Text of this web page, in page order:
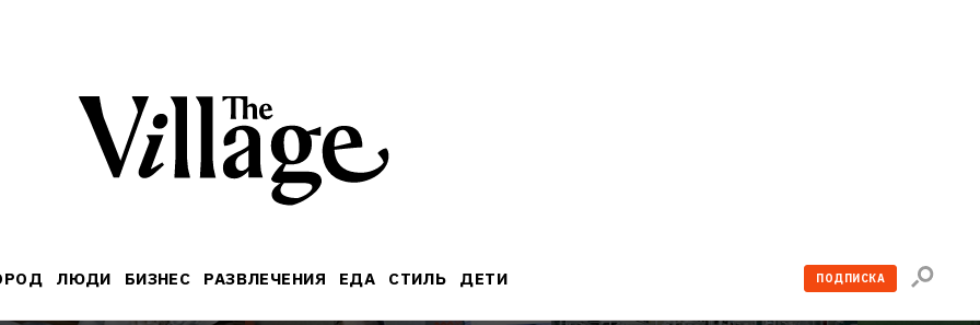
ПОДПИСКА
Поиск
по
ЛЮДИ БИЗНЕС РАЗВЛЕЧЕНИЯ ЕДА СТИЛЬ ДЕТИ